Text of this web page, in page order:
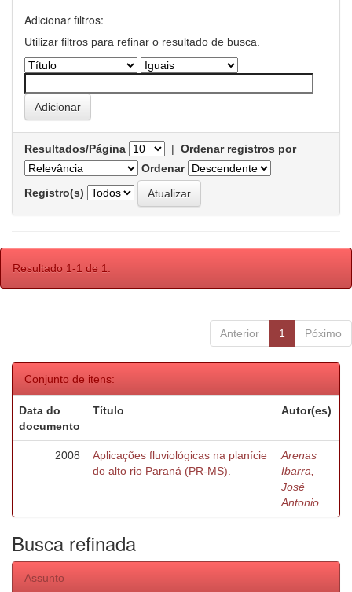
Adicionar filtros:
Utilizar filtros para refinar o resultado de busca.
Resultados/Página | Ordenar registros por
Ordenar
Registro(s)
Resultado 1-1 de 1.
Anterior 1 Póximo
Conjunto de itens:
Data do
documento
Título Autor(es)
2008
Aplicações fluviológicas na planície
do alto rio Paraná (PR-MS).
Arenas
Ibarra,
José
Antonio
Busca refinada
Assunto